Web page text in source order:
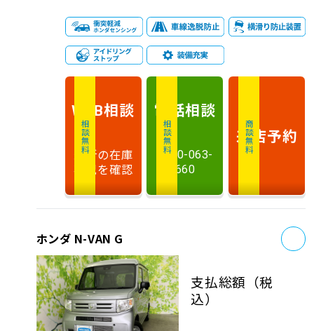
相談無料
WEB相談
最新の在庫
状況を確認
相談無料
電話相談
0120-063-
660
商談無料
来店予約
ホンダ N-VAN G
支払総額 （税
込）